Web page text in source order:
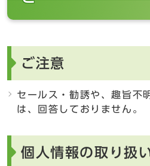
ご注意
セールス・勧誘や、趣旨不
は、回答しておりません。
個人情報の取り扱